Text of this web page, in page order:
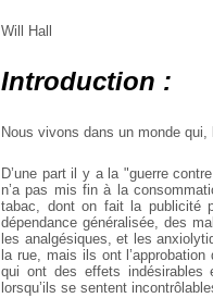
Will Hall
Introduction :
Nous vivons dans un monde
D’une part il y a la "guerre
n’a pas mis fin à la
tabac, dont on fait la publicité
dépendance généralisée, des
les analgésiques, et les
la rue, mais ils ont
qui ont des effets indésirables
lorsqu’ils se sentent